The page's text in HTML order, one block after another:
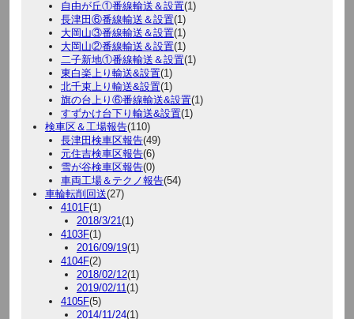
自由が丘①番線輸送＆設置(1)
長津田⑥番線輸送＆設置(1)
大岡山③番線輸送＆設置(1)
大岡山②番線輸送＆設置(1)
二子新地①番線輸送＆設置(1)
東白楽上り輸送&設置(1)
北千束上り輸送&設置(1)
旗の台上り⑥番線輸送&設置(1)
すずかけ台下り輸送&設置(1)
検車区＆工場報告(110)
長津田検車区報告(49)
元住吉検車区報告(6)
雪が谷検車区報告(0)
車両工場＆テクノ報告(54)
車輪転削回送(27)
4101F(1)
2018/3/21(1)
4103F(1)
2016/09/19(1)
4104F(2)
2018/02/12(1)
2019/02/11(1)
4105F(5)
2014/11/24(1)